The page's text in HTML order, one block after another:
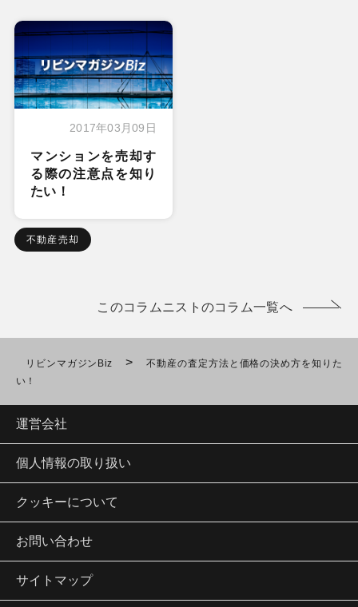
2017年03月09日
マンションを売却す
る際の注意点を知り
たい！
不動産売却
このコラムニストのコラム一覧へ
リビンマガジンBiz >
不動産の査定方法と価格の決め方を知りた
い！
運営会社
個人情報の取り扱い
クッキーについて
お問い合わせ
サイトマップ